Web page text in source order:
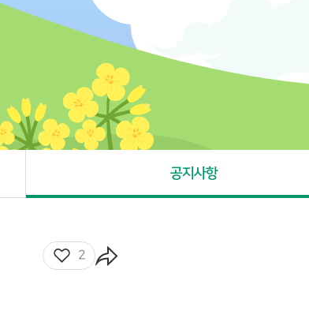
공지사항
좋아요
2